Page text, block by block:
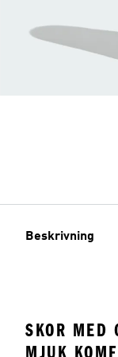
Beskrivning
SKOR MED
MJUK